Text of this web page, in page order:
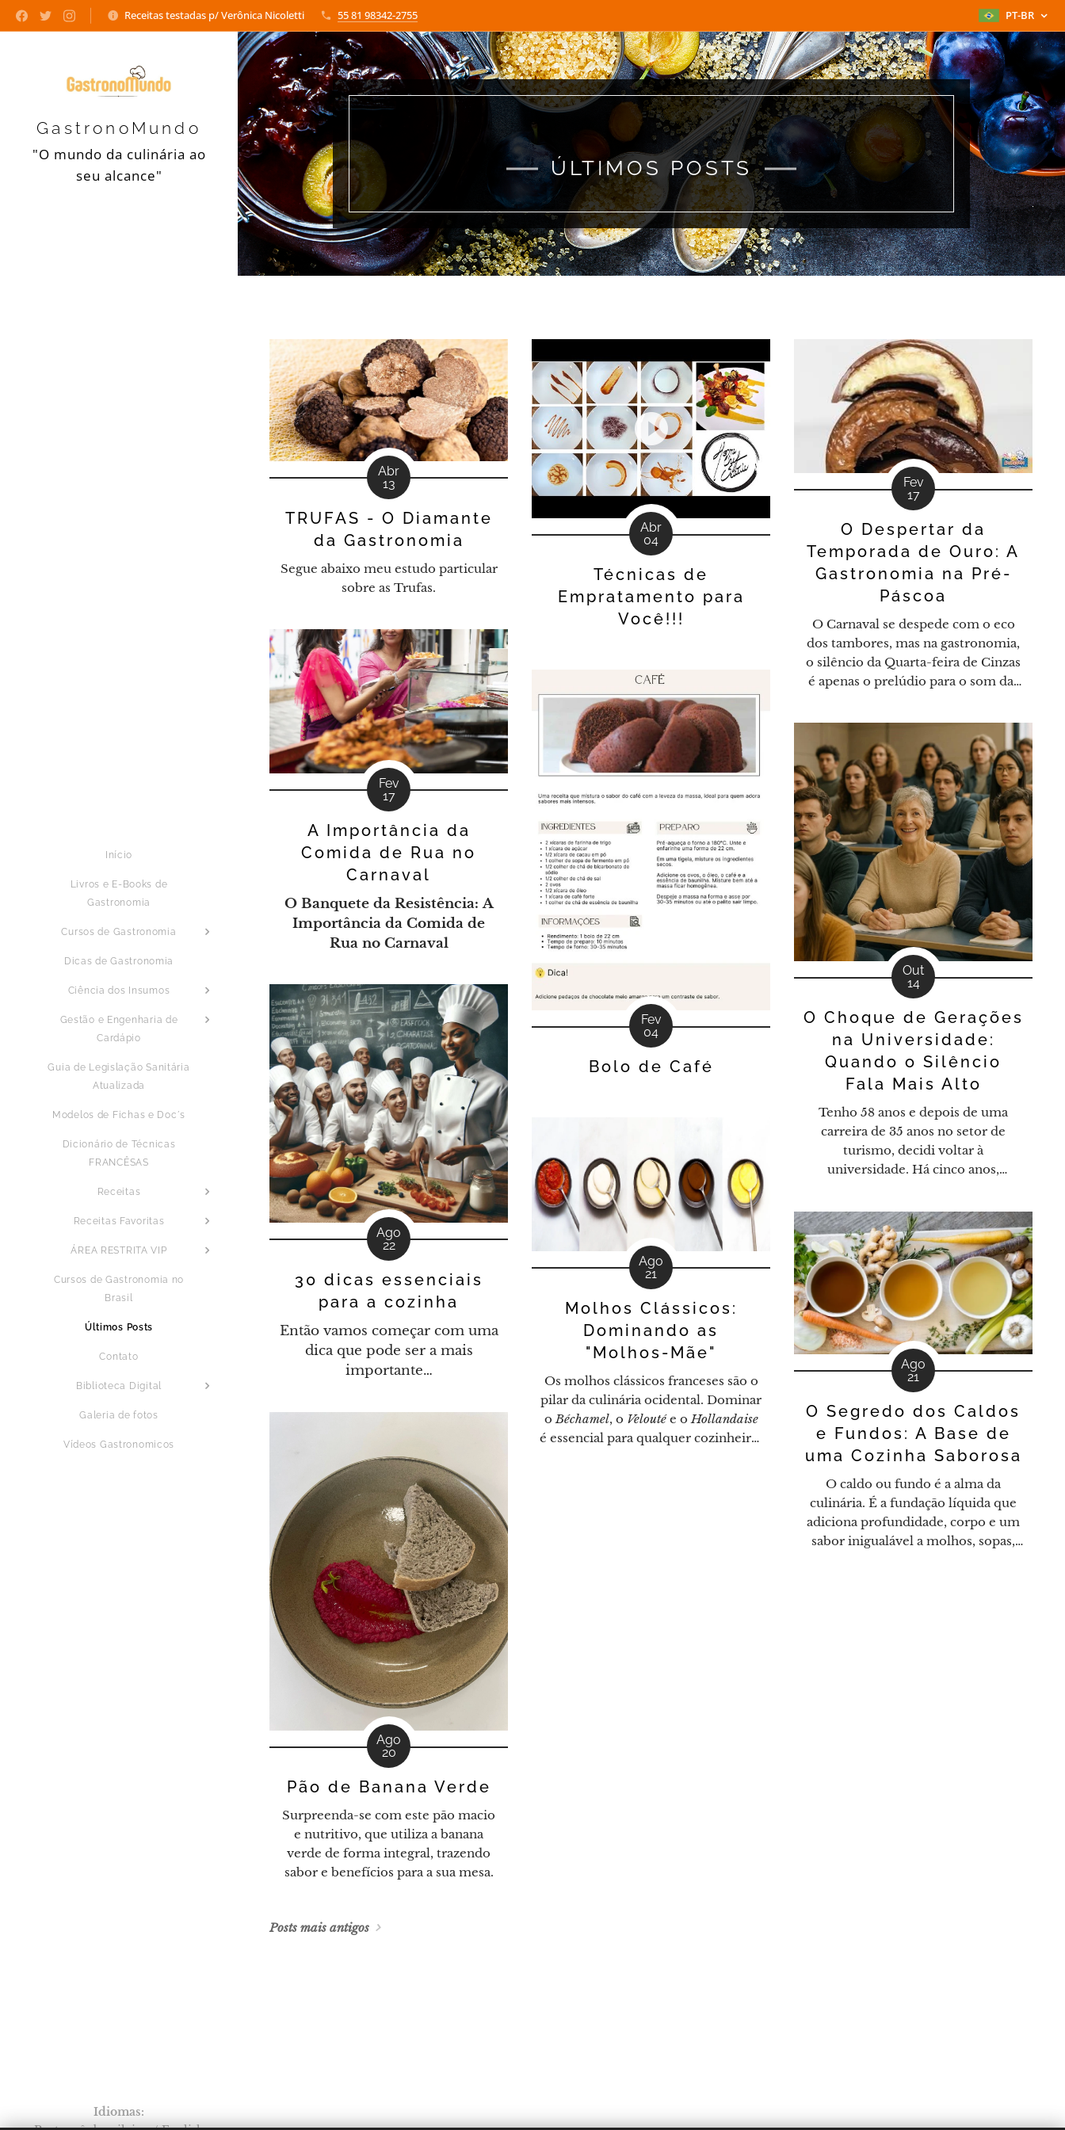
Receitas testadas p/ Verônica Nicoletti 55 81 98342-2755 PT-BR
GastronoMundo
"O mundo da culinária ao
seu alcance"
Início
Livros e E-Books de
Gastronomia
Cursos de Gastronomia
Dicas de Gastronomia
Ciência dos Insumos
Gestão e Engenharia de
Cardápio
Guia de Legislação Sanitária
Atualizada
Modelos de Fichas e Doc´s
Dicionário de Técnicas
FRANCÊSAS
Receitas
Receitas Favoritas
ÁREA RESTRITA VIP
Cursos de Gastronomia no
Brasil
Últimos Posts
Contato
Biblioteca Digital
Galeria de fotos
Vídeos Gastronomicos
ÚLTIMOS POSTS
Abr
13
TRUFAS - O Diamante
da Gastronomia
Segue abaixo meu estudo particular
sobre as Trufas.
Abr
04
Técnicas de
Empratamento para
Você!!!
Fev
17
O Despertar da
Temporada de Ouro: A
Gastronomia na Pré-
Páscoa
O Carnaval se despede com o eco
dos tambores, mas na gastronomia,
o silêncio da Quarta-feira de Cinzas
é apenas o prelúdio para o som das
confeiteiro e para o entusiasta da
culinária, a Páscoa não começa no
domingo de ressurreição; ela
começa agora, no planejamento
estratégico de um dos períodos mais
lucrativos e...
Fev
17
A Importância da
Comida de Rua no
Carnaval
O Banquete da Resistência: A
Importância da Comida de
Rua no Carnaval
Fev
04
Bolo de Café
Out
14
O Choque de Gerações
na Universidade:
Quando o Silêncio
Fala Mais Alto
Tenho 58 anos e depois de uma
carreira de 35 anos no setor de
turismo, decidi voltar à
universidade. Há cinco anos,
fenômeno intrigante: a forma como
os alunos interagiam ou, na maioria
das vezes, não interagiam. O silêncio
parecia dominar as salas de aula, um
contraste...
Ago
22
30 dicas essenciais
para a cozinha
Então vamos começar com uma
dica que pode ser a mais
importante…
Ago
21
Molhos Clássicos:
Dominando as
"Molhos-Mãe"
Os molhos clássicos franceses são o
pilar da culinária ocidental. Dominar
oBéchamel, o Veloutée oHollandaise
é essencial para qualquer cozinheiro,
Ago
21
O Segredo dos Caldos
e Fundos: A Base de
uma Cozinha Saborosa
O caldo ou fundo é a alma da
culinária. É a fundação líquida que
adiciona profundidade, corpo e um
sabor inigualável a molhos, sopas,
Ago
20
Pão de Banana Verde
Surpreenda-se com este pão macio
e nutritivo, que utiliza a banana
verde de forma integral, trazendo
sabor e benefícios para a sua mesa.
Posts mais antigos
Idiomas